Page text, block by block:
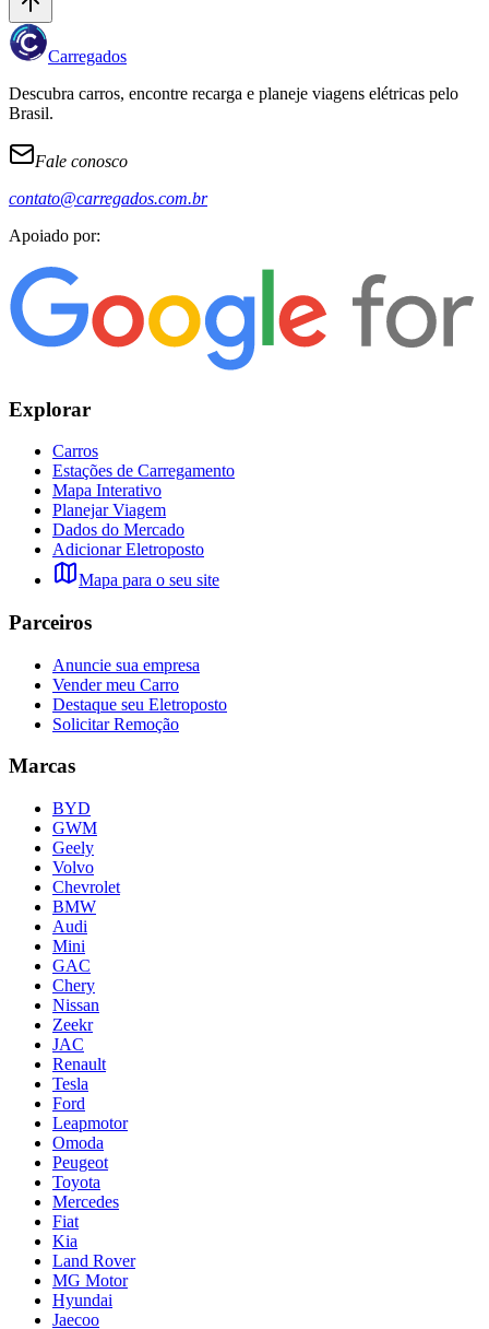
Carregados
Descubra carros, encontre recarga e planeje viagens elétricas pelo
Brasil.
Fale conosco
contato@carregados.com.br
Apoiado por:
Explorar
Carros
Estações de Carregamento
Mapa Interativo
Planejar Viagem
Dados do Mercado
Adicionar Eletroposto
Mapa para o seu site
Parceiros
Anuncie sua empresa
Vender meu Carro
Destaque seu Eletroposto
Solicitar Remoção
Marcas
BYD
GWM
Geely
Volvo
Chevrolet
BMW
Audi
Mini
GAC
Chery
Nissan
Zeekr
JAC
Renault
Tesla
Ford
Leapmotor
Omoda
Peugeot
Toyota
Mercedes
Fiat
Kia
Land Rover
MG Motor
Hyundai
Jaecoo